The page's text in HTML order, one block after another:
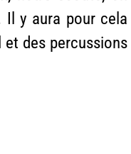
y aura pour cela
et des percussions